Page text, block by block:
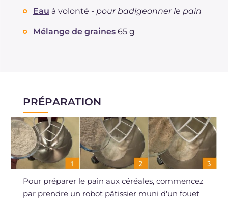
Eau à volonté - pour badigeonner le pain
Mélange de graines 65 g
PRÉPARATION
Pour préparer le pain aux céréales, commencez
par prendre un robot pâtissier muni d'un fouet